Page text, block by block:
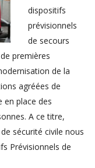
dispositifs
prévisionnels
de secours
premières
de la
agréées de
en place des
A ce titre,
sécurité civile nous
Prévisionnels de